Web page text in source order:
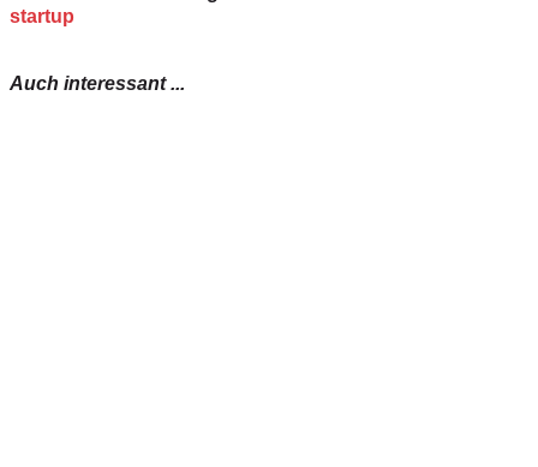
startup
Auch interessant ...